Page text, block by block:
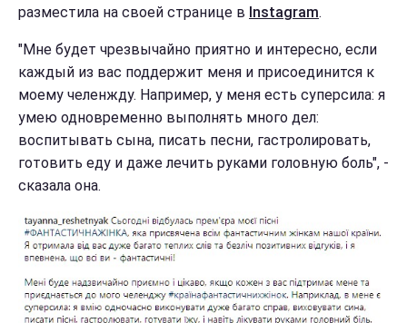
разместила на своей странице в Instagram.
"Мне будет чрезвычайно приятно и интересно, если
каждый из вас поддержит меня и присоединится к
моему челенжду. Например, у меня есть суперсила: я
умею одновременно выполнять много дел:
воспитывать сына, писать песни, гастролировать,
готовить еду и даже лечить руками головную боль", -
сказала она.